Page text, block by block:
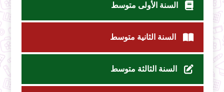
السنة الأولى متوسط
السنة الثانية متوسط
السنة الثالثة متوسط